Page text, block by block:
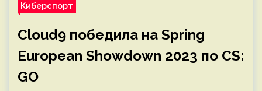
Киберспорт
Cloud9 победила на Spring
European Showdown 2023 по CS:
GO